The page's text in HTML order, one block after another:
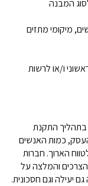
מיקומי מתזים
ו/או לרשות
התקנת
כמות האנשים
הארוך. חברות
והמלצה על
יעילה וגם חסכונית.